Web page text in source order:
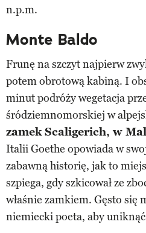
n.p.m.
Monte Baldo
Frunę na szczyt najpierw
potem obrotową kabiną. I
minut podróży wegetacja
śródziemnomorskiej w
zamek Scaligerich, w
Italii Goethe opowiada w
zabawną historię, jak to
szpiega, gdy szkicował ze
właśnie zamkiem. Gęsto się
niemiecki poeta, aby